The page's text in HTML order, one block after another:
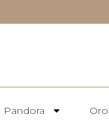
Pandora